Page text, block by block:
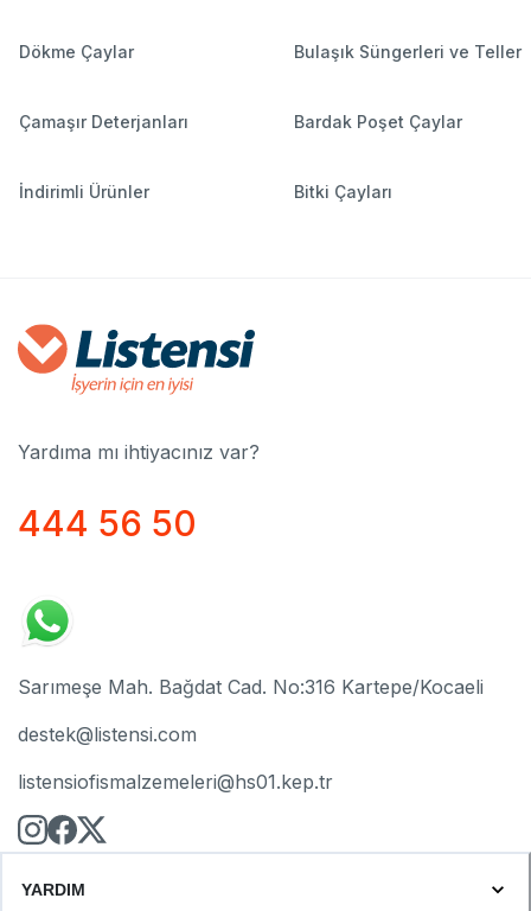
Dökme Çaylar Bulaşık Süngerleri ve Teller
Çamaşır Deterjanları Bardak Poşet Çaylar
İndirimli Ürünler Bitki Çayları
Yardıma mı ihtiyacınız var?
444 56 50
Sarımeşe Mah. Bağdat Cad. No:316 Kartepe/Kocaeli
destek@listensi.com
listensiofismalzemeleri@hs01.kep.tr
YARDIM